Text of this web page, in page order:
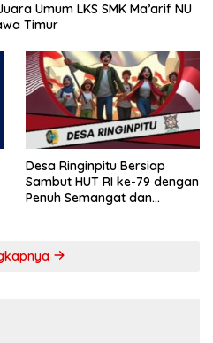
Umum LKS SMK Ma’arif NU
Timur
Desa Ringinpitu Bersiap
Sambut HUT RI ke-79 dengan
Penuh Semangat dan